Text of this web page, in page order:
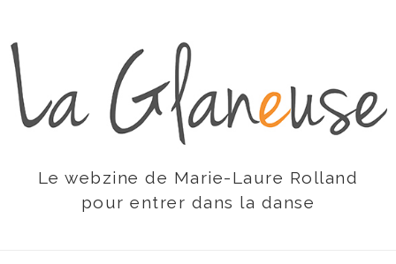
Le webzine de Marie-Laure Rolland
pour entrer dans la danse